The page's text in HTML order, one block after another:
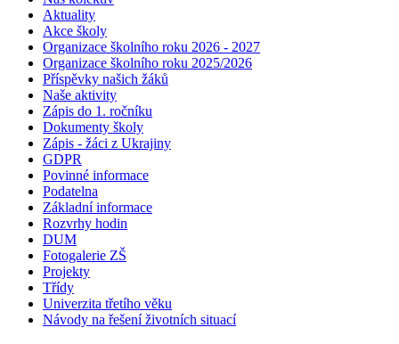
Aktuality
Akce školy
Organizace školního roku 2026 - 2027
Organizace školního roku 2025/2026
Příspěvky našich žáků
Naše aktivity
Zápis do 1. ročníku
Dokumenty školy
Zápis - žáci z Ukrajiny
GDPR
Povinné informace
Podatelna
Základní informace
Rozvrhy hodin
DUM
Fotogalerie ZŠ
Projekty
Třídy
Univerzita třetího věku
Návody na řešení životních situací